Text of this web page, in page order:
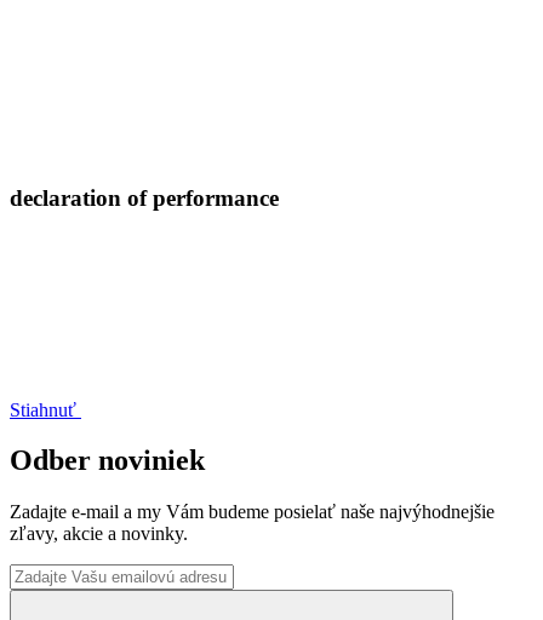
declaration of performance
Stiahnuť
Odber noviniek
Zadajte e-mail a my Vám budeme posielať naše najvýhodnejšie
zľavy, akcie a novinky.